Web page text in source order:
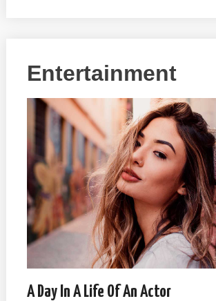
Entertainment
A Day In A Life Of An Actor